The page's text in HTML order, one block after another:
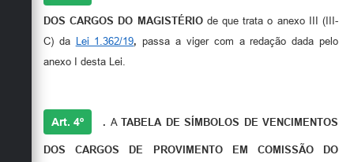
DOS CARGOS DO MAGISTÉRIO de que trata o anexo III (III-
C) da Lei 1.362/19, passa a viger com a redação dada pelo
anexo I desta Lei.
Art. 4º . A TABELA DE SÍMBOLOS DE VENCIMENTOS
DOS CARGOS DE PROVIMENTO EM COMISSÃO DO